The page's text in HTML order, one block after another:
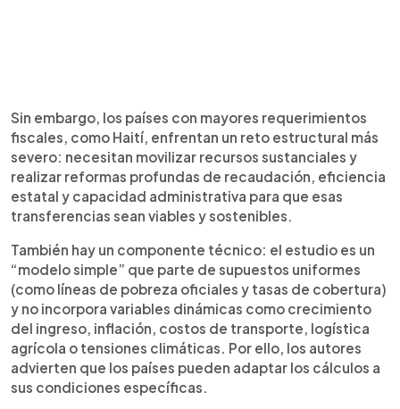
Sin embargo, los países con mayores requerimientos
fiscales, como Haití, enfrentan un reto estructural más
severo: necesitan movilizar recursos sustanciales y
realizar reformas profundas de recaudación, eficiencia
estatal y capacidad administrativa para que esas
transferencias sean viables y sostenibles.
También hay un componente técnico: el estudio es un
“modelo simple” que parte de supuestos uniformes
(como líneas de pobreza oficiales y tasas de cobertura)
y no incorpora variables dinámicas como crecimiento
del ingreso, inflación, costos de transporte, logística
agrícola o tensiones climáticas. Por ello, los autores
advierten que los países pueden adaptar los cálculos a
sus condiciones específicas.